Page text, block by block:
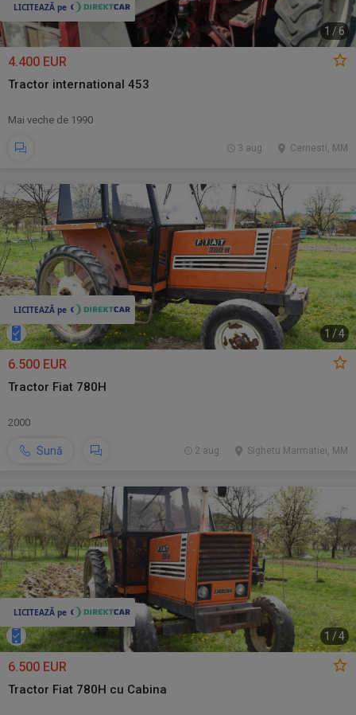
1 / 6
4.400 EUR
Tractor international 453
Mai veche de 1990
Cernesti, MM
3 aug.
1 /4
6.500 EUR
Tractor Fiat 780H
2000
Sună Sighetu Marmatiei, MM
2 aug.
1 /4
6.500 EUR
Tractor Fiat 780H cu Cabina